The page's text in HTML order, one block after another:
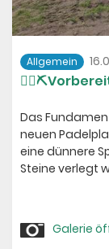
Allgemein
Das
neuen
eine dünnere
Steine verlegt
Galerie